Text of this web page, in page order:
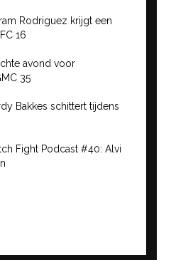
Rodriguez krijgt een
16
avond voor
35
Bakkes schittert tijdens
Fight Podcast #40: Alvi